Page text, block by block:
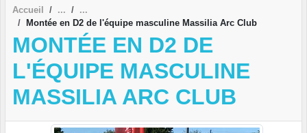
Accueil
Montée en D2 de l'équipe masculine Massilia Arc Club
MONTÉE EN D2 DE
L'ÉQUIPE MASCULINE
MASSILIA ARC CLUB